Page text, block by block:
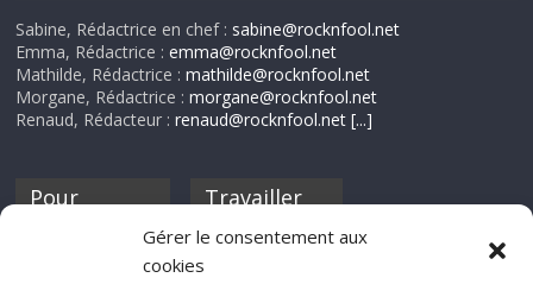
Gérer le consentement aux
cookies
Sabine, Rédactrice en chef : sabine@rocknfool.net
Emma, Rédactrice :emma@rocknfool.net
Mathilde, Rédactrice :mathilde@rocknfool.net
Morgane, Rédactrice :morgane@rocknfool.net
Renaud, Rédacteur :renaud@rocknfool.net [...]
Pour
discothèque
Travailler
Si tu souhaites